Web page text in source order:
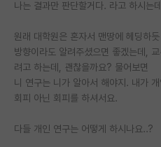
취업 게시판
임용 후기 게시판
PI 전용 게시판
인문사회 계열 게시판
나는 결과만 판단할거다. 라고 하시는데
원래 대학원은 혼자서 맨땅에 헤딩하
방향이라도 알려주셨으면 좋겠는데,
려고 하는데, 괜찮을까요? 물어보면
니 연구는 니가 알아서 해야지. 내가
회피 아닌 회피를 하셔서요.
다들 개인 연구는 어떻게 하시나요..?